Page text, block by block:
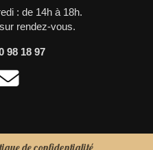
: de 14h à 18h.
rendez-vous.
98 18 97